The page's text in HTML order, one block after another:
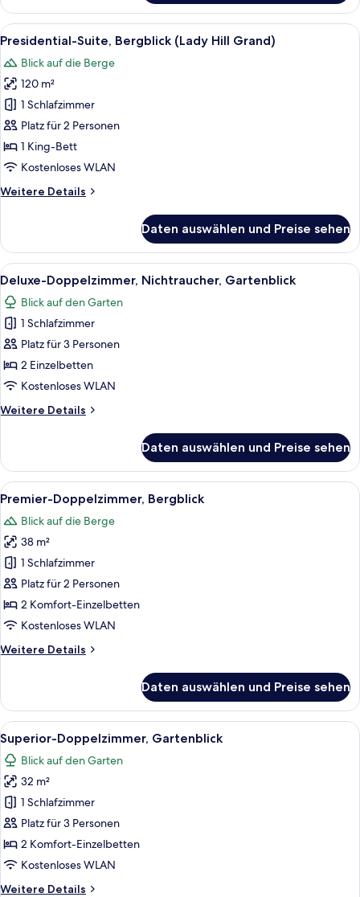
Doppelzimmer,
Gartenblick
Alle
Fotos
für
Presidential-
Suite,
Bergblick
(Lady
Hill
anzeigen
Ein Hotelzimmer mit Bett, Sofa,
12
Presidential-Suite, Bergblick (Lady Hill Grand)
Blick auf die Berge
120 m²
1 Schlafzimmer
Platz für 2 Personen
1 King-Bett
Kostenloses WLAN
Weitere Details
Weitere
Suite,
Bergblick
(Lady
Grand)
Daten auswählen und Preise sehen
Alle
Fotos
für
Deluxe-
Doppelzimmer,
Nichtraucher,
Gartenblick
Ein Hotelzimmer mit zwei Betten,
5
Deluxe-Doppelzimmer, Nichtraucher, Gartenblick
Blick auf den Garten
1 Schlafzimmer
Platz für 3 Personen
2 Einzelbetten
Kostenloses WLAN
Weitere Details
Weitere
Doppelzimmer,
Nichtraucher,
Gartenblick
Daten auswählen und Preise sehen
Alle
Fotos
für
Premier-
Doppelzimmer,
Bergblick
anzeigen
Minibar, Zimmersafe, Schreibtisch,
5
Premier-Doppelzimmer, Bergblick
Blick auf die Berge
38 m²
1 Schlafzimmer
Platz für 2 Personen
2 Komfort-Einzelbetten
Kostenloses WLAN
Weitere Details
Weitere
Doppelzimmer,
Bergblick
Daten auswählen und Preise sehen
Alle
Fotos
für
Superior-
Doppelzimmer,
Gartenblick
anzeigen
Ein Hotelzimmer mit zwei Betten,
5
Superior-Doppelzimmer, Gartenblick
Blick auf den Garten
32 m²
1 Schlafzimmer
Platz für 3 Personen
2 Komfort-Einzelbetten
Kostenloses WLAN
Weitere Details
Weitere